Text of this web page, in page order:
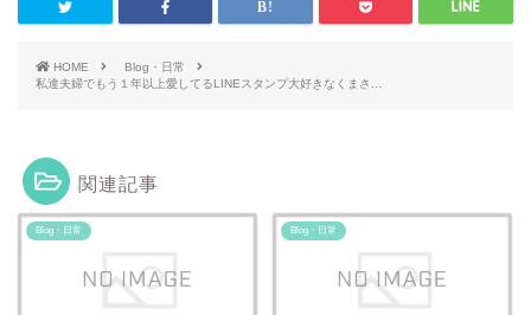
HOME
Blog・日常
私達夫婦でもう１年以上愛してるLINEスタンプ大好きなくまさ...
関連記事
Blog・日常 Blog・日常